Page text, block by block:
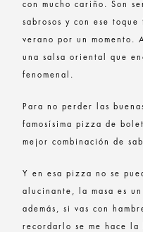
con mucho cariño. Son
sabrosos y con ese
verano por un momento.
una salsa oriental que
fenomenal.
Para no perder las
famosísima pizza de
mejor combinación de
Y en esa pizza no se
alucinante, la masa es
además, si vas con
recordarlo se me hace la